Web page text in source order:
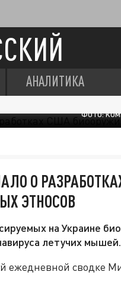
АНАЛИТИКА
ФОТО:
О
ЭТНОСОВ
на Украине
летучих мышей.
ежедневной сводке